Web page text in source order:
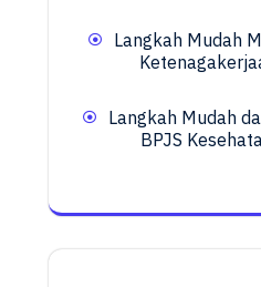
Langkah Mudah
Langkah Mudah
BPJS